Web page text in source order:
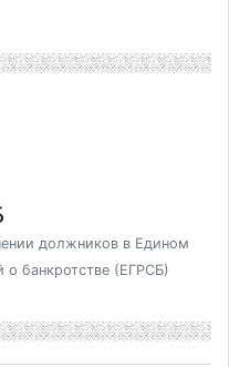
должников в Едином
о банкротстве (ЕГРСБ)